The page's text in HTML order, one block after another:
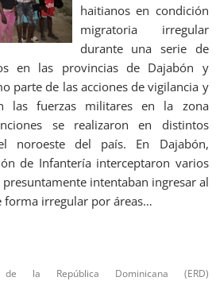
haitianos en condición
migratoria irregular
durante una serie de
en las provincias de Dajabón y
parte de las acciones de vigilancia y
las fuerzas militares en la zona
se realizaron en distintos
noroeste del país. En Dajabón,
de Infantería interceptaron varios
intentaban ingresar al
irregular por áreas…
de la República Dominicana (ERD)